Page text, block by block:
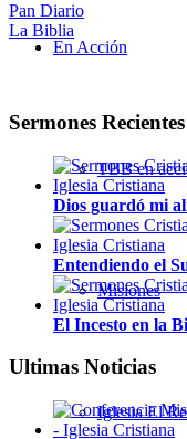
En Acción
TBB en
Misiones
Iglesia El
Pan Diario
La Biblia
Sermones Recientes
Dios guardó mi
Entendiendo el
El Incesto en la
Ultimas Noticias